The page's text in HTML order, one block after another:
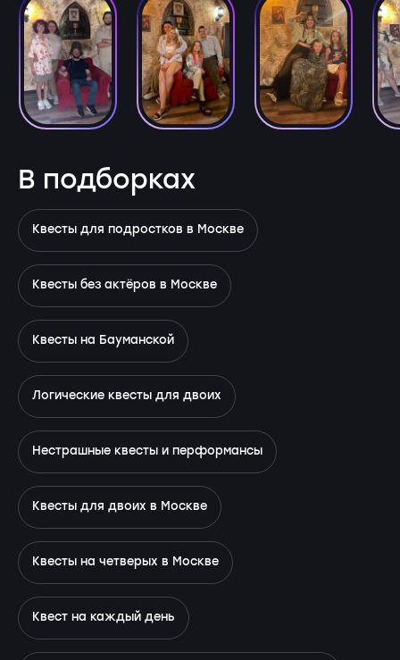
В подборках
Квесты для подростков в Москве
Квесты без актёров в Москве
Квесты на Бауманской
Логические квесты для двоих
Нестрашные квесты и перформансы
Квесты для двоих в Москве
Квесты на четверых в Москве
Квест на каждый день